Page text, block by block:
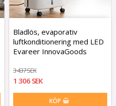
Bladlös, evaporativ
luftkonditionering med LED
Evareer InnovaGoods
3 437 SEK
1 306 SEK
KÖP